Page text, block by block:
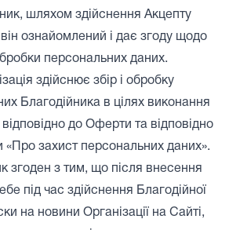
шляхом здійснення Акцепту
ознайомлений і дає згоду щодо
персональних даних.
здійснює збір і обробку
Благодійника в цілях виконання
відповідно до Оферти та відповідно
«Про захист персональних даних».
згоден з тим, що після внесення
під час здійснення Благодійної
на новини Організації на Сайті,